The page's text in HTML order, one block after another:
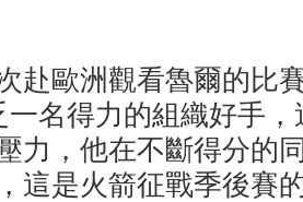
歐洲觀看魯爾的比
一名得力的組織好手
力，他在不斷得分的
這是火箭征戰季後賽